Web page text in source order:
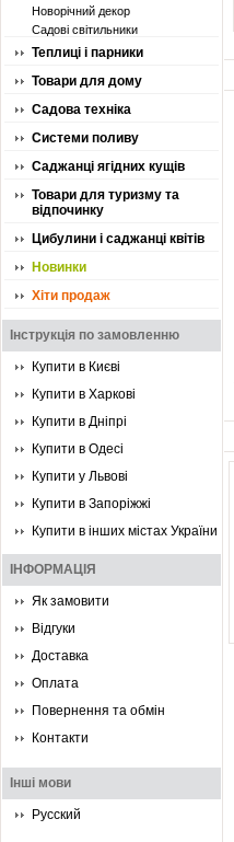
Новорічний декор
Садові світильники
Теплиці і парники
Товари для дому
Садова техніка
Системи поливу
Саджанці ягідних кущів
Товари для туризму та
відпочинку
Цибулини і саджанці квітів
Новинки
Хіти продаж
Інструкція по замовленню
Купити в Києві
Купити в Харкові
Купити в Дніпрі
Купити в Одесі
Купити у Львові
Купити в Запоріжжі
Купити в інших містах України
ІНФОРМАЦІЯ
Як замовити
Відгуки
Доставка
Оплата
Повернення та обмін
Контакти
Інші мови
Русский